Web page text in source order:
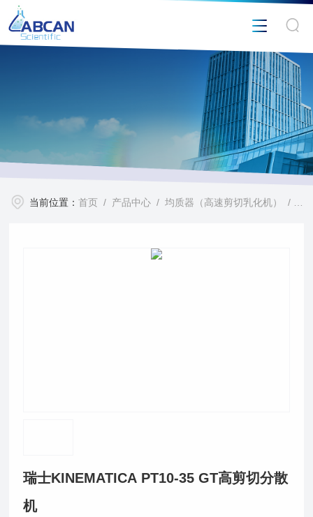
当前位置：首页 / 产品中心 /均质器（高速剪切乳化机） /
瑞士KINEMATICA PT10-35 GT高剪切分散
机